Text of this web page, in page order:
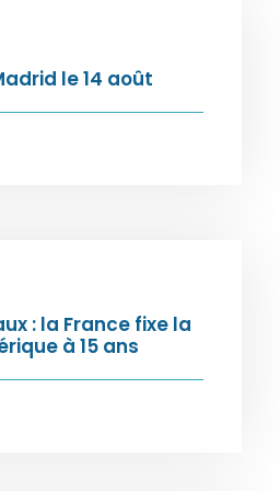
le 14 août
: la France fixe la
à 15 ans